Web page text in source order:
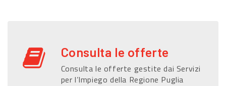
Consulta le offerte
Consulta le offerte gestite dai Servizi
per l’Impiego della Regione Puglia